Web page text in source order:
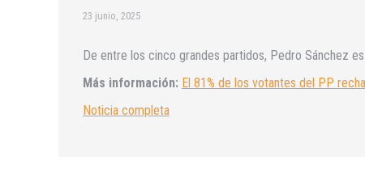
23 junio, 2025
De entre los cinco grandes partidos, Pedro Sánchez
Más información: El 81% de los votantes del PP
Noticia completa